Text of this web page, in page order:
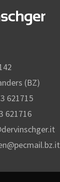
(BZ)
621715
621716